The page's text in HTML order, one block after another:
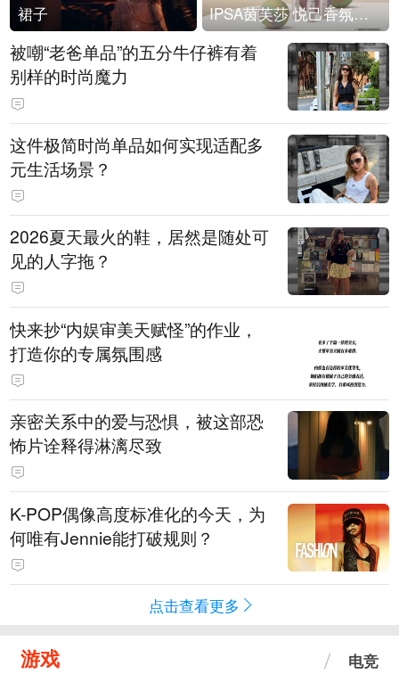
裙子 IPSA茵芙莎 悦己香氛凝露上市
被嘲“老爸单品”的五分牛仔裤有着
别样的时尚魔力
这件极简时尚单品如何实现适配多
元生活场景？
2026夏天最火的鞋，居然是随处可
见的人字拖？
快来抄“内娱审美天赋怪”的作业，
打造你的专属氛围感
亲密关系中的爱与恐惧，被这部恐
怖片诠释得淋漓尽致
K-POP偶像高度标准化的今天，为
何唯有Jennie能打破规则？
点击查看更多
游戏 电竞